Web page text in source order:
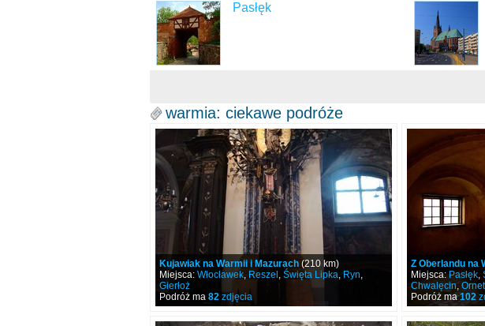
Pasłęk
warmia: ciekawe podróże
Kujawiak na Warmii i Mazurach(210 km)
Miejsca: Włocławek, Reszel , Święta Lipka, Ryn,
Gierłoż
Podróż ma 82zdjęcia
Z Oberlandu na
Miejsca:Pasłęk,
Chwalęcin,
Podróż ma102